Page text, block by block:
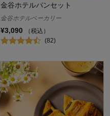
金谷ホテルパンセット
金谷ホテルベーカリー
¥3,090
（税込）
(82)